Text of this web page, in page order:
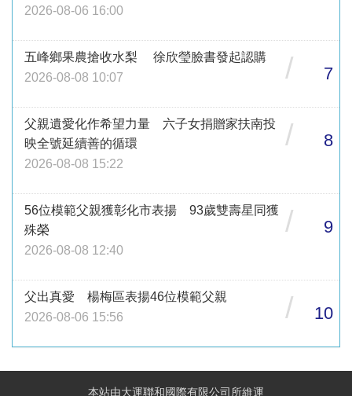
2026-08-06 16:00
五峰鄉果農搶收水梨 徐欣瑩臉書發起認購
2026-08-08 10:07
/ 7
父親遺愛化作希望力量 六子女捐贈家扶南投
映全號延續善的循環
2026-08-08 15:22
/ 8
56位模範父親獲彰化市表揚 93歲雙壽星同獲
殊榮
2026-08-08 12:40
/ 9
父出真愛 楊梅區表揚46位模範父親
2026-08-06 15:56
/ 10
本站由大運聯和國際有限公司所維運